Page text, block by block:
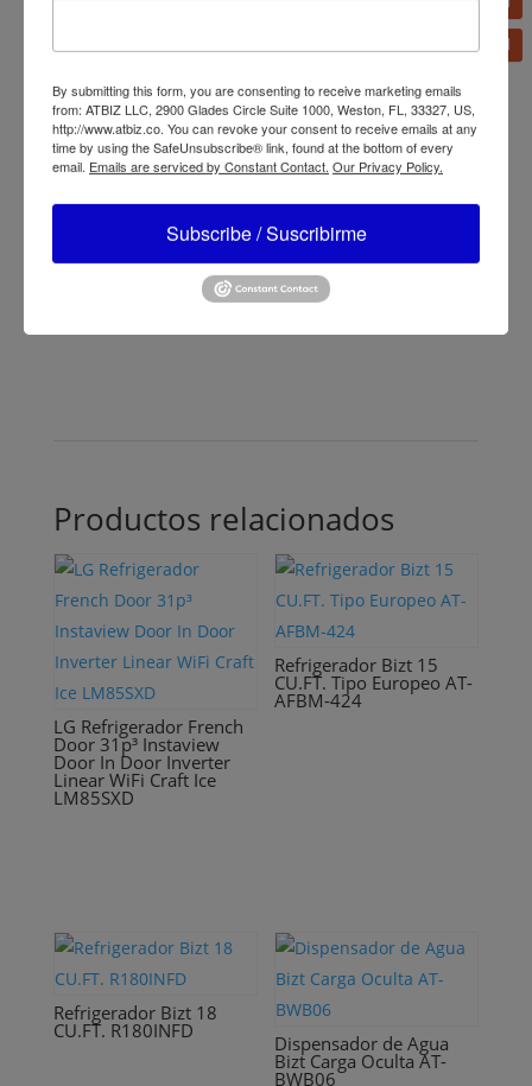
←Lasko Ventilador Box Power Plus 20" 3 Velocidades
20" 3 Velocidades 3720 Blanco→
Productos relacionados
LG Refrigerador French
Door 31p³ Instaview
Door In Door Inverter
Linear WiFi Craft Ice
LM85SXD
Refrigerador Bizt 15
CU.FT. Tipo Europeo AT-
AFBM-424
Refrigerador Bizt 18
CU.FT. R180INFD
Dispensador de Agua
Bizt Carga Oculta AT-
BWB06
By submitting this form, you are consenting to receive marketing emails
from: ATBIZ LLC, 2900 Glades Circle Suite 1000, Weston, FL, 33327, US,
http://www.atbiz.co. You can revoke your consent to receive emails at any
time by using the SafeUnsubscribe® link, found at the bottom of every
email. Emails are serviced by Constant Contact. Our Privacy Policy.
Subscribe / Suscribirme